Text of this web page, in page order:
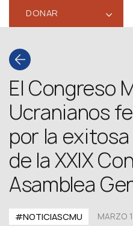
DONAR ‹
El Congreso
Ucranianos
por la
de la XXIX
Asamblea
#NOTICIASCMU MARZO